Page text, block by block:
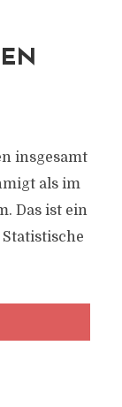
insgesamt
als im
Das ist ein